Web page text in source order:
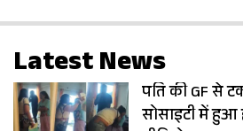
Latest News
पति की GF से
सोसाइटी में हुआ